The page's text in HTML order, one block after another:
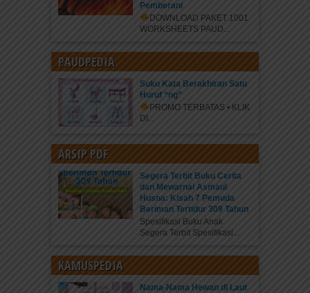
Pemberani
DOWNLOAD PAKET 1001
WORKSHEETS PAUD...
PAUDPEDIA
Suku Kata Berakhiran Satu
Huruf “ng”
PROMO TERBATAS • KLIK
DI...
ARSIP PDF
Segera Terbit Buku Cerita
dan Mewarnai Asmaul
Husna: Kisah 7 Pemuda
Beriman Tertidur 309 Tahun
Spesifikasi Buku Anak
Segera Terbit Spesifikasi...
KAMUSPEDIA
Nama-Nama Hewan di Laut